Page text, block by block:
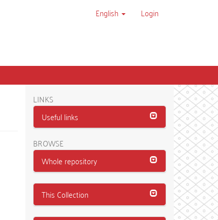
English Login
LINKS
Useful links
BROWSE
Whole repository
This Collection